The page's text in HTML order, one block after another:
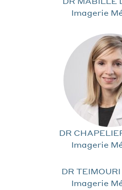
Imagerie
DR
Imagerie
DR
Imagerie